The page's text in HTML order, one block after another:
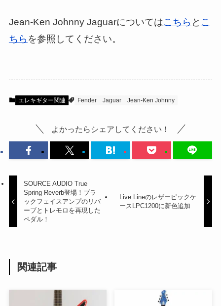
Jean-Ken Johnny Jaguarについてはこちら と こ
ちら を参照してください。
エレキギター関連 Fender Jaguar Jean-Ken Johnny
よかったらシェアしてください！
SOURCE AUDIO True
Spring Reverb登場！ブラ
ックフェイスアンプのリバ
ーブとトレモロを再現した
ペダル！
Live Lineのレザーピックケ
ースLPC1200に新色追加
関連記事